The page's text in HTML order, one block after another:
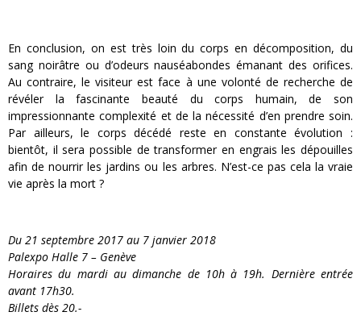
En conclusion, on est très loin du corps en décomposition, du
sang noirâtre ou d’odeurs nauséabondes émanant des orifices.
Au contraire, le visiteur est face à une volonté de recherche de
révéler la fascinante beauté du corps humain, de son
impressionnante complexité et de la nécessité d’en prendre soin.
Par ailleurs, le corps décédé reste en constante évolution :
bientôt, il sera possible de transformer en engrais les dépouilles
afin de nourrir les jardins ou les arbres. N’est-ce pas cela la vraie
vie après la mort ?
Du 21 septembre 2017 au 7 janvier 2018
Palexpo Halle 7 – Genève
Horaires du mardi au dimanche de 10h à 19h. Dernière entrée
avant 17h30.
Billets dès 20.-